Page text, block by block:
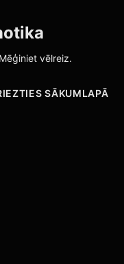
vēlreiz.
SĀKUMLAPĀ